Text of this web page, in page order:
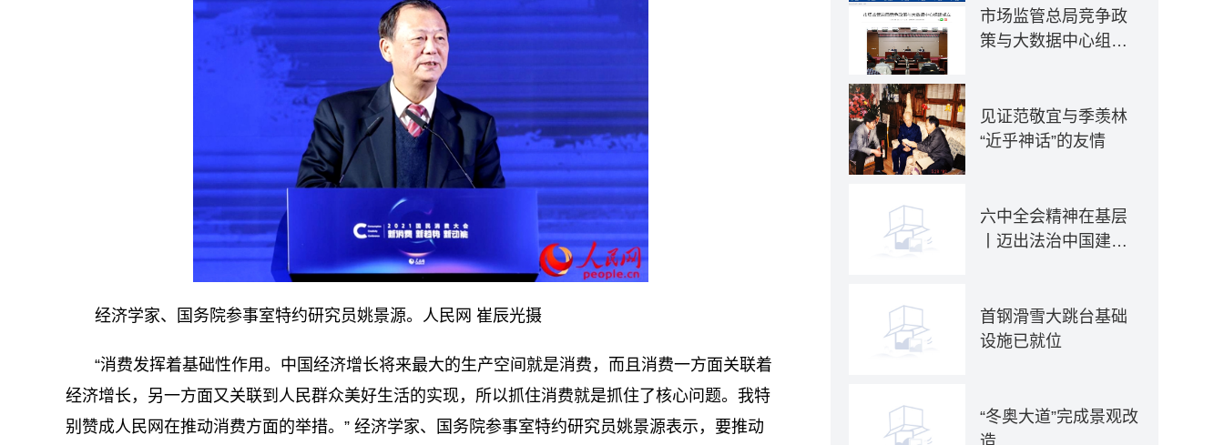
经济学家、国务院参事室特约研究员姚景源。人民网 崔辰光摄
“消费发挥着基础性作用。中国经济增长将来最大的生产空间就是消费，而且消费一方面关联着
经济增长，另一方面又关联到人民群众美好生活的实现，所以抓住消费就是抓住了核心问题。我特
别赞成人民网在推动消费方面的举措。” 经济学家、国务院参事室特约研究员姚景源表示，要推动
市场监管总局竞争政
策与大数据中心组建
见证范敬宜与季羡林
“近乎神话”的友情
六中全会精神在基层
丨迈出法治中国建设
推动全面依法治国新
实践
首钢滑雪大跳台基础
设施已就位
“冬奥大道”完成景观改
造